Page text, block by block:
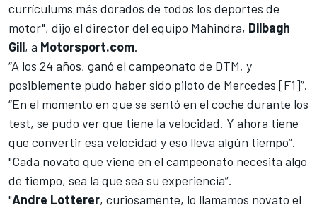
currículums más dorados de todos los deportes de
motor", dijo el director del equipo Mahindra, Dilbagh
Gill, a Motorsport.com.
“A los 24 años, ganó el campeonato de DTM, y
posiblemente pudo haber sido piloto de Mercedes [F1]”.
“En el momento en que se sentó en el coche durante los
test, se pudo ver que tiene la velocidad. Y ahora tiene
que convertir esa velocidad y eso lleva algún tiempo”.
"Cada novato que viene en el campeonato necesita algo
de tiempo, sea la que sea su experiencia”.
"Andre Lotterer, curiosamente, lo llamamos novato el